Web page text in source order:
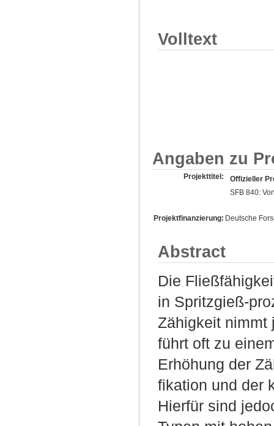
Volltext
Angaben zu
Projekttitel:
Offizieller
SFB 840:
Projektfinanzierung: Deutsche
Abstract
Die
in Spritzgieß-
Zähigkeit nimmt
führt oft zu
Erhöhung der
fikation und der
Hierfür sind